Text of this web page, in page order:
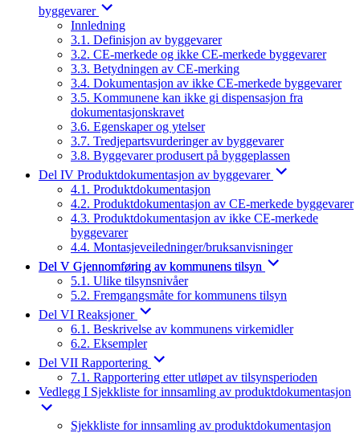
byggevarer
Innledning
3.1. Definisjon av byggevarer
3.2. CE-merkede og ikke CE-merkede byggevarer
3.3. Betydningen av CE-merking
3.4. Dokumentasjon av ikke CE-merkede byggevarer
3.5. Kommunene kan ikke gi dispensasjon fra
dokumentasjonskravet
3.6. Egenskaper og ytelser
3.7. Tredjepartsvurderinger av byggevarer
3.8. Byggevarer produsert på byggeplassen
Del IV Produktdokumentasjon av byggevarer
4.1. Produktdokumentasjon
4.2. Produktdokumentasjon av CE-merkede byggevarer
4.3. Produktdokumentasjon av ikke CE-merkede
byggevarer
4.4. Montasjeveiledninger/bruksanvisninger
Del V Gjennomføring av kommunens tilsyn
5.1. Ulike tilsynsnivåer
5.2. Fremgangsmåte for kommunens tilsyn
Del VI Reaksjoner
6.1. Beskrivelse av kommunens virkemidler
6.2. Eksempler
Del VII Rapportering
7.1. Rapportering etter utløpet av tilsynsperioden
Vedlegg I Sjekkliste for innsamling av produktdokumentasjon
Sjekkliste for innsamling av produktdokumentasjon